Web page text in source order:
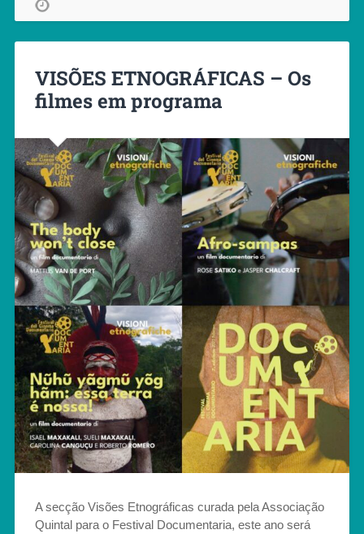
VISÕES ETNOGRÁFICAS – Os
filmes em programa
A secção Visões Etnográficas curada pela Associação
Quintal para o Festival Documentaria, este ano será